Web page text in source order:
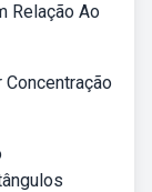
Relação Ao